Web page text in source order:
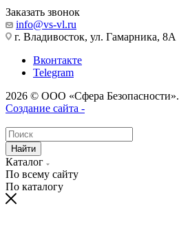
Заказать звонок
info@vs-vl.ru
г. Владивосток, ул. Гамарника, 8А
Вконтакте
Telegram
2026 © ООО «Сфера Безопасности».
Создание сайта -
Найти
Каталог
По всему сайту
По каталогу